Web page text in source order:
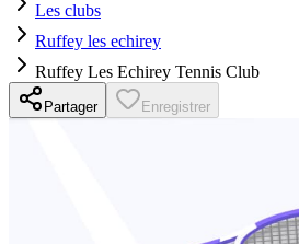
Les clubs
Ruffey les echirey
Ruffey Les Echirey Tennis Club
Partager Enregistrer